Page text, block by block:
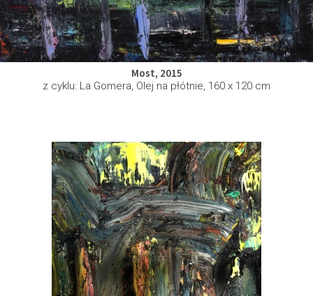
Most, 2015
z cyklu: La Gomera, Olej na płótnie, 160 x 120 cm